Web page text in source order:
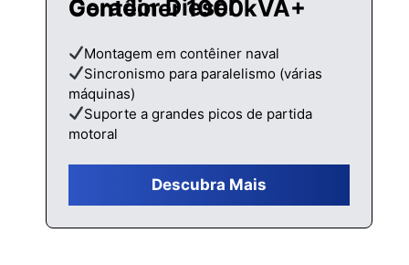
Gerador Diesel Contêiner 1000kVA+
Montagem em contêiner naval
Sincronismo para paralelismo (várias
máquinas)
Suporte a grandes picos de partida
motoral
Descubra Mais